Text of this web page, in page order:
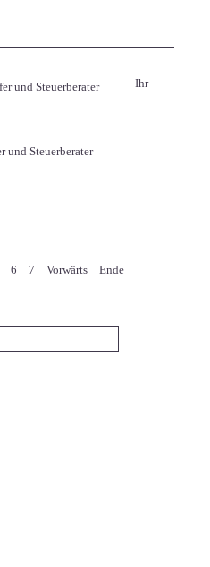
Ihr
und Steuerberater
6 7 Vorwärts Ende